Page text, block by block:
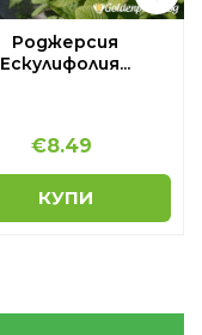
Роджерсия
Ескулифолия...
€8.49
КУПИ